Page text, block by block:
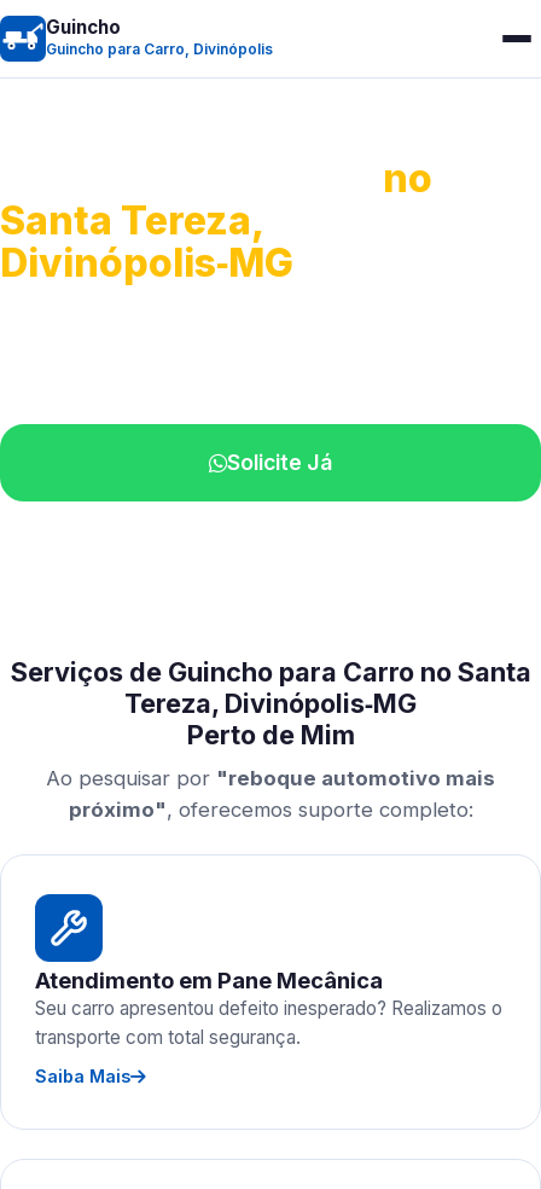
Guincho
Guincho para Carro, Divinópolis
no
Santa Tereza,
Divinópolis‑MG
Solicite Já
Serviços de Guincho para Carro no Santa
Tereza, Divinópolis‑MG
Perto de Mim
Ao pesquisar por "reboque automotivo mais
próximo", oferecemos suporte completo:
Atendimento em Pane Mecânica
Seu carro apresentou defeito inesperado? Realizamos o
transporte com total segurança.
Saiba Mais